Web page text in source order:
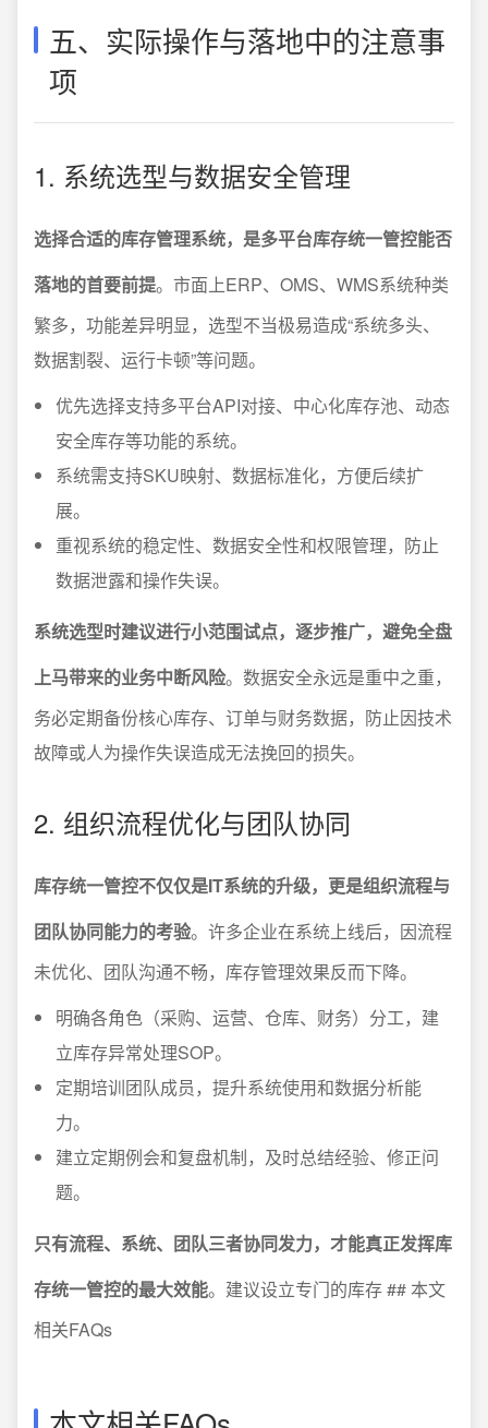
五、实际操作与落地中的注意事
项
1. 系统选型与数据安全管理
选择合适的库存管理系统，是多平台库存统一管控能否
落地的首要前提。市面上ERP、OMS、WMS系统种类
繁多，功能差异明显，选型不当极易造成“系统多头、
数据割裂、运行卡顿”等问题。
优先选择支持多平台API对接、中心化库存池、动态
安全库存等功能的系统。
系统需支持SKU映射、数据标准化，方便后续扩
展。
重视系统的稳定性、数据安全性和权限管理，防止
数据泄露和操作失误。
系统选型时建议进行小范围试点，逐步推广，避免全盘
上马带来的业务中断风险。数据安全永远是重中之重，
务必定期备份核心库存、订单与财务数据，防止因技术
故障或人为操作失误造成无法挽回的损失。
2. 组织流程优化与团队协同
库存统一管控不仅仅是IT系统的升级，更是组织流程与
团队协同能力的考验。许多企业在系统上线后，因流程
未优化、团队沟通不畅，库存管理效果反而下降。
明确各角色（采购、运营、仓库、财务）分工，建
立库存异常处理SOP。
定期培训团队成员，提升系统使用和数据分析能
力。
建立定期例会和复盘机制，及时总结经验、修正问
题。
只有流程、系统、团队三者协同发力，才能真正发挥库
存统一管控的最大效能。建议设立专门的库存 ## 本文
相关FAQs